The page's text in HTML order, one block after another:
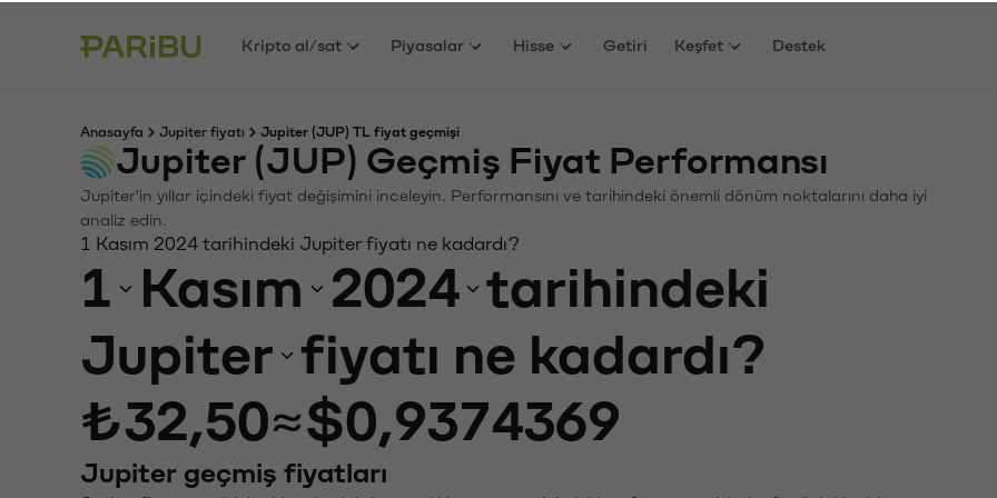
Kripto al/sat Piyasalar Hisse Getiri Keşfet Destek
Anasayfa Jupiter fiyatı Jupiter (JUP) TL fiyat geçmişi
Jupiter (JUP) Geçmiş Fiyat Performansı
Jupiter'in yıllar içindeki fiyat değişimini inceleyin. Performansını ve tarihindeki önemli dönüm noktalarını daha iyi
analiz edin.
1 Kasım 2024 tarihindeki Jupiter fiyatı ne kadardı?
1 Kasım 2024 tarihindeki
Jupiter fiyatı ne kadardı?
₺32,50≈$0,9374369
Jupiter geçmiş fiyatları